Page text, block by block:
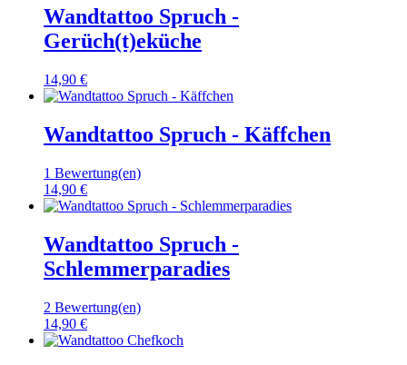
Wandtattoo Spruch -
Gerüch(t)eküche
14,90 €
Wandtattoo Spruch - Käffchen
1 Bewertung(en)
14,90 €
Wandtattoo Spruch -
Schlemmerparadies
2 Bewertung(en)
14,90 €